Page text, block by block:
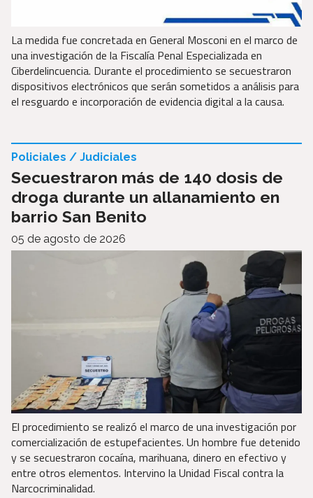
La medida fue concretada en General Mosconi en el marco de
una investigación de la Fiscalía Penal Especializada en
Ciberdelincuencia. Durante el procedimiento se secuestraron
dispositivos electrónicos que serán sometidos a análisis para
el resguardo e incorporación de evidencia digital a la causa.
Secuestraron más de 140 dosis de
droga durante un allanamiento en
barrio San Benito
Policiales / Judiciales
05 de agosto de 2026
El procedimiento se realizó el marco de una investigación por
comercialización de estupefacientes. Un hombre fue detenido
y se secuestraron cocaína, marihuana, dinero en efectivo y
entre otros elementos. Intervino la Unidad Fiscal contra la
Narcocriminalidad.